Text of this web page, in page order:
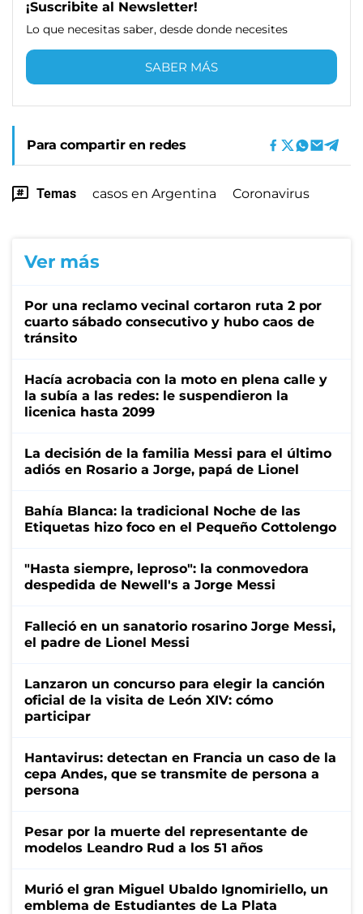
¡Suscribite al Newsletter!
Lo que necesitas saber, desde donde necesites
SABER MÁS
Para compartir en redes
Temas casos en Argentina Coronavirus
Ver más
Por una reclamo vecinal cortaron ruta 2 por
cuarto sábado consecutivo y hubo caos de
tránsito
Hacía acrobacia con la moto en plena calle y
la subía a las redes: le suspendieron la
licenica hasta 2099
La decisión de la familia Messi para el último
adiós en Rosario a Jorge, papá de Lionel
Bahía Blanca: la tradicional Noche de las
Etiquetas hizo foco en el Pequeño Cottolengo
"Hasta siempre, leproso": la conmovedora
despedida de Newell's a Jorge Messi
Falleció en un sanatorio rosarino Jorge Messi,
el padre de Lionel Messi
Lanzaron un concurso para elegir la canción
oficial de la visita de León XIV: cómo
participar
Hantavirus: detectan en Francia un caso de la
cepa Andes, que se transmite de persona a
persona
Pesar por la muerte del representante de
modelos Leandro Rud a los 51 años
Murió el gran Miguel Ubaldo Ignomiriello, un
emblema de Estudiantes de La Plata